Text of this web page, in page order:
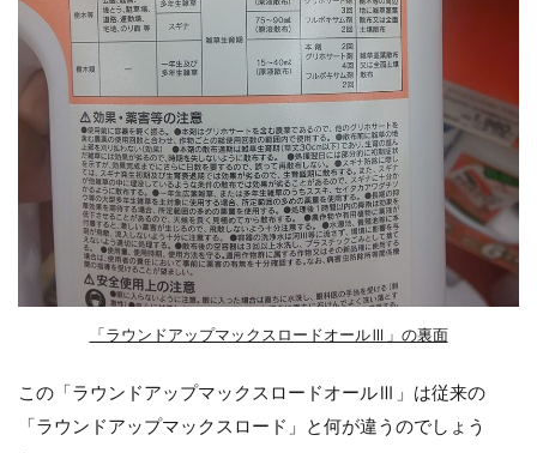
「ラウンドアップマックスロードオールⅢ」の裏面
この「ラウンドアップマックスロードオールⅢ」は従来の
「ラウンドアップマックスロード」と何が違うのでしょう